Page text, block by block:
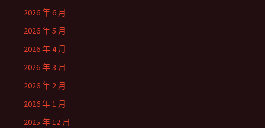
2026 年 6 月
2026 年 5 月
2026 年 4 月
2026 年 3 月
2026 年 2 月
2026 年 1 月
2025 年 12 月